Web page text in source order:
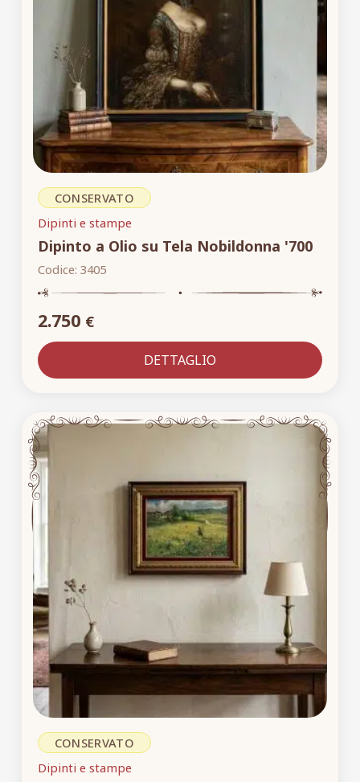
CONSERVATO
Dipinti e stampe
Dipinto a Olio su Tela Nobildonna '700
Codice: 3405
2.750 €
DETTAGLIO
CONSERVATO
Dipinti e stampe